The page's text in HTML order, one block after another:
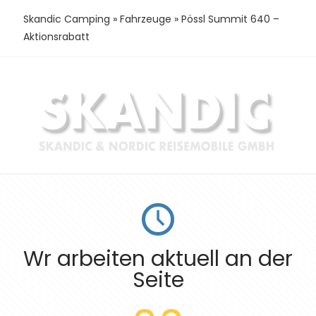
Skandic Camping » Fahrzeuge » Pössl Summit 640 –
Aktionsrabatt
Wr arbeiten aktuell an der
Seite